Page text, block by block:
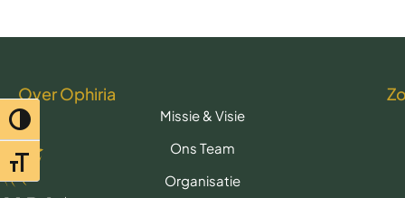
Toggle hoog contrast
Toggle lettertypegrootte
Over Ophiria
Missie & Visie
Ons Team
Organisatie